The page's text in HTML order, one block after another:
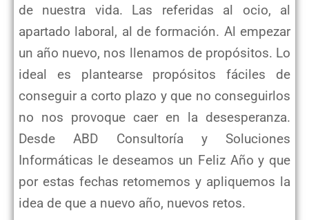
de nuestra vida. Las referidas al ocio, al
apartado laboral, al de formación. Al empezar
un año nuevo, nos llenamos de propósitos. Lo
ideal es plantearse propósitos fáciles de
conseguir a corto plazo y que no conseguirlos
no nos provoque caer en la desesperanza.
Desde ABD Consultoría y Soluciones
Informáticas le deseamos un Feliz Año y que
por estas fechas retomemos y apliquemos la
idea de que a nuevo año, nuevos retos.